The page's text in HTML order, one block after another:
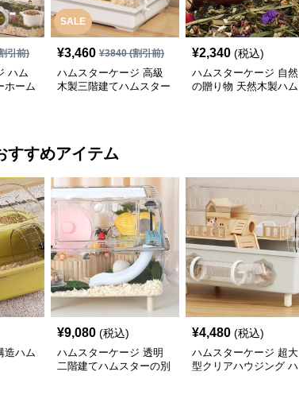
引前)
ハム
ホーム
SALE
¥3,460 ¥3840(割引前)
ハムスターケージ 高級
木製三階建てハムスター
¥2,340 (税込)
ハムスターケージ 自然
の贈り物 天然木製ハム
すすめアイテム
造ハム
¥9,080 (税込)
ハムスターケージ 透明
二階建てハムスターの別
¥4,480 (税込)
ハムスターケージ 超大
型クリアハウジング ハ